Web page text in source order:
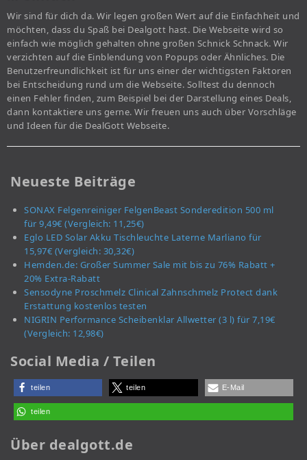
Wir sind für dich da. Wir legen großen Wert auf die Einfachheit und
möchten, dass du Spaß bei Dealgott hast. Die Webseite wird so
einfach wie möglich gehalten ohne großen Schnick Schnack. Wir
verzichten auf die Einblendung von Popups oder Ähnliches. Die
Benutzerfreundlichkeit ist für uns einer der wichtigsten Faktoren
bei Entscheidung rund um die Webseite. Solltest du dennoch
einen Fehler finden, zum Beispiel bei der Darstellung eines Deals,
dann kontaktiere uns gerne. Wir freuen uns auch über Vorschläge
und Ideen für die DealGott Webseite.
Neueste Beiträge
SONAX Felgenreiniger FelgenBeast Sonderedition 500 ml
für 9,49€ (Vergleich: 11,25€)
Eglo LED Solar Akku Tischleuchte Laterne Marliano für
15,97€ (Vergleich: 30,32€)
Hemden.de: Großer Summer Sale mit bis zu 76% Rabatt +
20% Extra-Rabatt
Sensodyne Proschmelz Clinical Zahnschmelz Protect dank
Erstattung kostenlos testen
NIGRIN Performance Scheibenklar Allwetter (3 l) für 7,19€
(Vergleich: 12,98€)
Social Media / Teilen
teilen teilen E-Mail
teilen
Über dealgott.de